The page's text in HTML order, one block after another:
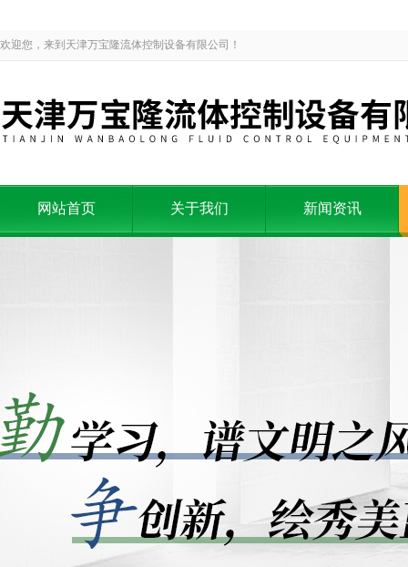
欢迎您，来到天津万宝隆流体控制设备有限公司！
网站首页 关于我们 新闻资讯